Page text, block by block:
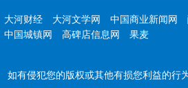
大河财经 大河文学网 中国商业新闻网
中国城镇网 高碑店信息网 果麦
如有侵犯您的版权或其他有损您利益的行